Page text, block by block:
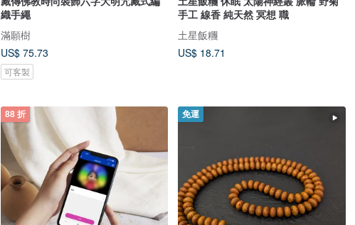
織手繩
滿願樹
US$ 75.73
可客製
手工 線香 純天然 冥想 職
土星飯糰
US$ 18.71
88 折 免運